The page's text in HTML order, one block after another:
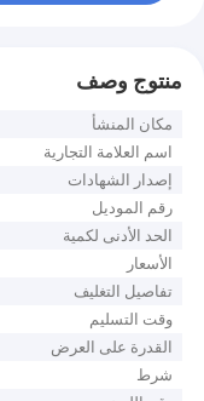
منتوج وصف
مكان المنشأ
اسم العلامة التجارية
إصدار الشهادات
رقم الموديل
الحد الأدنى لكمية
الأسعار
تفاصيل التغليف
وقت التسليم
القدرة على العرض
شرط